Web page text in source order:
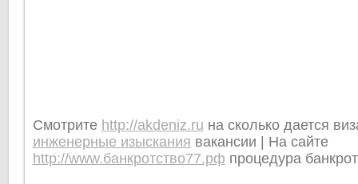
Смотрите http://akdeniz.ru на сколько дается
инженерные изыскания вакансии | На сайте
http://www.банкротство77.рф процедура